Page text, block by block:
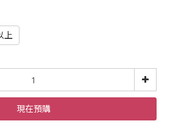
上
現在預購